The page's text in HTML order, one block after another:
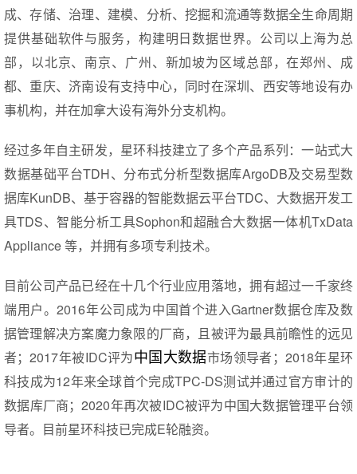
成、存储、治理、建模、分析、挖掘和流通等数据全生命周期
提供基础软件与服务，构建明日数据世界。公司以上海为总
部，以北京、南京、广州、新加坡为区域总部，在郑州、成
都、重庆、济南设有支持中心，同时在深圳、西安等地设有办
事机构，并在加拿大设有海外分支机构。
经过多年自主研发，星环科技建立了多个产品系列：一站式大
数据基础平台TDH、分布式分析型数据库ArgoDB及交易型数
据库KunDB、基于容器的智能数据云平台TDC、大数据开发工
具TDS、智能分析工具Sophon和超融合大数据一体机TxData
Appliance 等，并拥有多项专利技术。
目前公司产品已经在十几个行业应用落地，拥有超过一千家终
端用户。2016年公司成为中国首个进入Gartner数据仓库及数
据管理解决方案魔力象限的厂商，且被评为最具前瞻性的远见
者；2017年被IDC评为中国大数据市场领导者；2018年星环
科技成为12年来全球首个完成TPC-DS测试并通过官方审计的
数据库厂商；2020年再次被IDC被评为中国大数据管理平台领
导者。目前星环科技已完成E轮融资。